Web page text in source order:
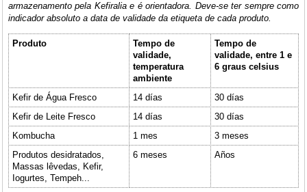
armazenamento pela Kefiralia e é orientadora. Deve-se ter sempre como
indicador absoluto a data de validade da etiqueta de cada produto.
Produto
Tempo de
validade,
temperatura
ambiente
Tempo de
validade, entre 1 e
6 graus celsius
Kefir de Água Fresco 14 días
30 días
Kefir de Leite Fresco
14 días
30 días
Kombucha
1 mes
3 meses
Produtos desidratados,
Massas lêvedas, Kefir,
Iogurtes, Tempeh...
6 meses Años